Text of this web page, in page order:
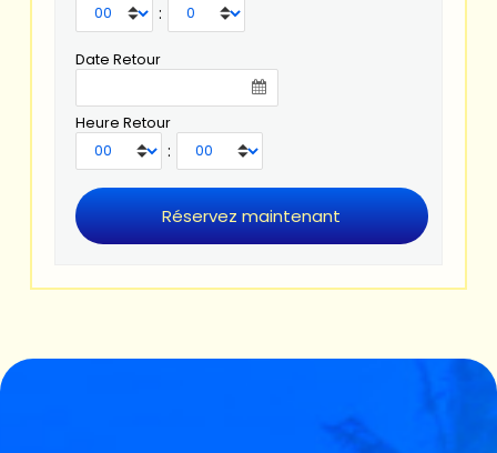
:
Date Retour
Heure Retour
: